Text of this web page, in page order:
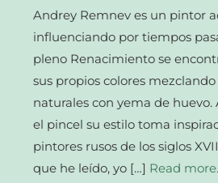
Andrey Remnev es un pintor
influenciando por tiempos
pleno Renacimiento se
sus propios colores
naturales con yema de huevo.
el pincel su estilo toma
pintores rusos de los siglos
que he leído, yo […] Read